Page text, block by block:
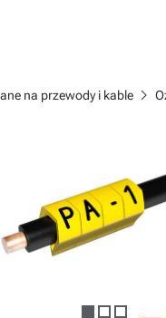
na przewody i kable chevron_right